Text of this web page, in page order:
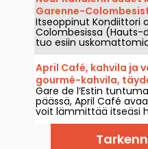
Garenne-
työpajansa
Itseoppinut Kondiittori
Colombesissa (Hauts-
tuo esiin
vanukaita – täysin
räätälöidysti. Olemme
hedelmäistä
ja viemme teidät
April Café, kahvila ja
gourmé-kahvila,
pysähdys 10.
Gare de l’Estin
päässä, April Café
voit lämmittää itseäsi
äärellä, pysähtyä
viettää hetken